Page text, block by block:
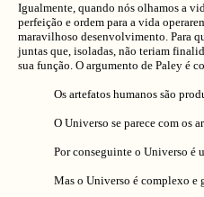
Igualmente, quando nós olhamos a
perfeição e ordem para a vida
maravilhoso desenvolvimento. Para
juntas que, isoladas, não teriam
sua função. O argumento de Paley é
Os artefatos humanos são
O Universo se parece com os
Por conseguinte o Universo é
Mas o Universo é complexo e